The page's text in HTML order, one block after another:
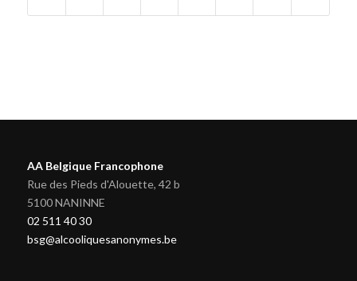
AA Belgique Francophone
Rue des Pieds d'Alouette, 42 b
5100 NANINNE
02 511 40 30
bsg@alcooliquesanonymes.be